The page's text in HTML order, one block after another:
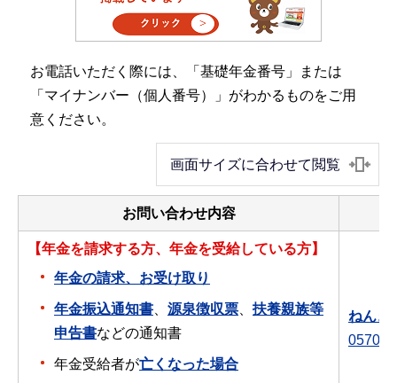
お電話いただく際には、「基礎年金番号」または
「マイナンバー（個人番号）」がわかるものをご用
意ください。
画面サイズに合わせて閲覧
お問い合わせ内容
【年金を請求する方、年金を受給している方】
年金の請求、お受け取り
年金振込通知書、 源泉徴収票、 扶養親族等
申告書などの通知書
年金受給者が亡くなった場合
ねんき
0570-